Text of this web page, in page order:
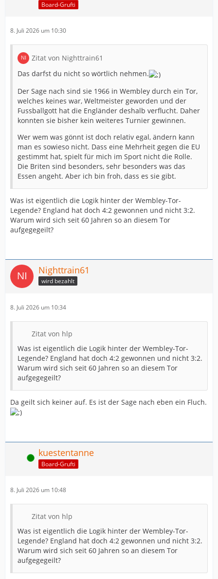
Board-Grufti
8. Juli 2026 um 10:30
Zitat von Nighttrain61
Das darfst du nicht so wörtlich nehmen.
Der Sage nach sind sie 1966 in Wembley durch ein Tor,
welches keines war, Weltmeister geworden und der
Fussballgott hat die Engländer deshalb verflucht. Daher
konnten sie bisher kein weiteres Turnier gewinnen.
Wer wem was gönnt ist doch relativ egal, ändern kann
man es sowieso nicht. Dass eine Mehrheit gegen die EU
gestimmt hat, spielt für mich im Sport nicht die Rolle.
Die Briten sind besonders, sehr besonders was das
Essen angeht. Aber ich bin froh, dass es sie gibt.
Was ist eigentlich die Logik hinter der Wembley-Tor-
Legende? England hat doch 4:2 gewonnen und nicht 3:2.
Warum wird sich seit 60 Jahren so an diesem Tor
aufgegegeilt?
Nighttrain61
wird bezahlt
8. Juli 2026 um 10:34
Zitat von hlp
Was ist eigentlich die Logik hinter der Wembley-Tor-
Legende? England hat doch 4:2 gewonnen und nicht 3:2.
Warum wird sich seit 60 Jahren so an diesem Tor
aufgegegeilt?
Da geilt sich keiner auf. Es ist der Sage nach eben ein Fluch.
Online kuestentanne
Board-Grufti
8. Juli 2026 um 10:48
Zitat von hlp
Was ist eigentlich die Logik hinter der Wembley-Tor-
Legende? England hat doch 4:2 gewonnen und nicht 3:2.
Warum wird sich seit 60 Jahren so an diesem Tor
aufgegegeilt?